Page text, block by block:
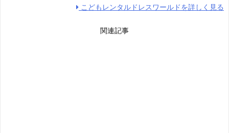
こどもレンタルドレスワールドを詳しく見る
関連記事